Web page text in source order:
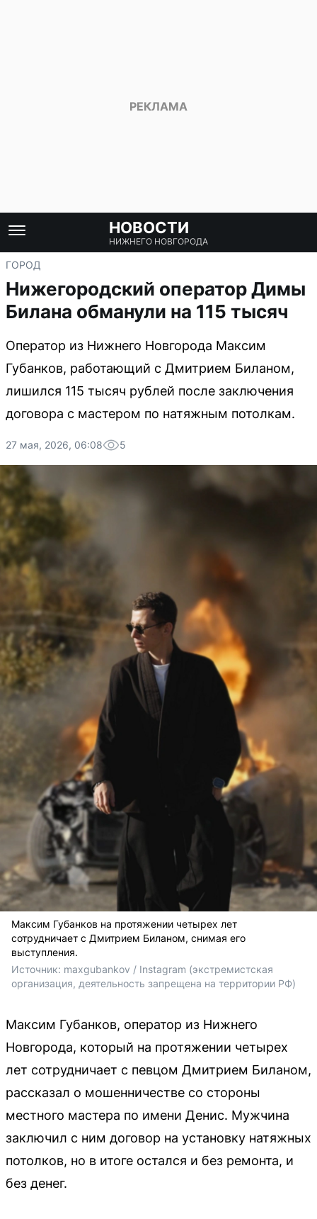
НОВОСТИ
НИЖНЕГО НОВГОРОДА
ГОРОД
Нижегородский оператор Димы
Билана обманули на 115 тысяч
Оператор из Нижнего Новгорода Максим
Губанков, работающий с Дмитрием Биланом,
лишился 115 тысяч рублей после заключения
договора с мастером по натяжным потолкам.
27 мая, 2026, 06:08 5
Максим Губанков на протяжении четырех лет
сотрудничает с Дмитрием Биланом, снимая его
выступления.
Источник: maxgubankov / Instagram (экстремистская
организация, деятельность запрещена на территории РФ)
Максим Губанков, оператор из Нижнего
Новгорода, который на протяжении четырех
лет сотрудничает с певцом Дмитрием Биланом,
рассказал о мошенничестве со стороны
местного мастера по имени Денис. Мужчина
заключил с ним договор на установку натяжных
потолков, но в итоге остался и без ремонта, и
без денег.